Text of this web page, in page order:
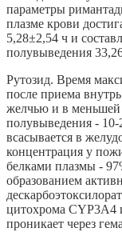
параметры
плазме крови
5,28±2,54 ч и
полувыведения
Рутозид. Время
после приема
желчью и в
полувыведения -
всасывается в
концентрация у
белками плазмы -
образованием
цитохрома CYP3A4
проникает через